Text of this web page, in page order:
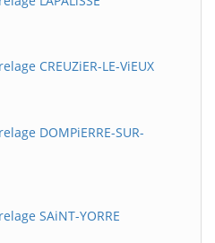
CREUZiER-LE-ViEUX
DOMPiERRE-SUR-
SAiNT-YORRE